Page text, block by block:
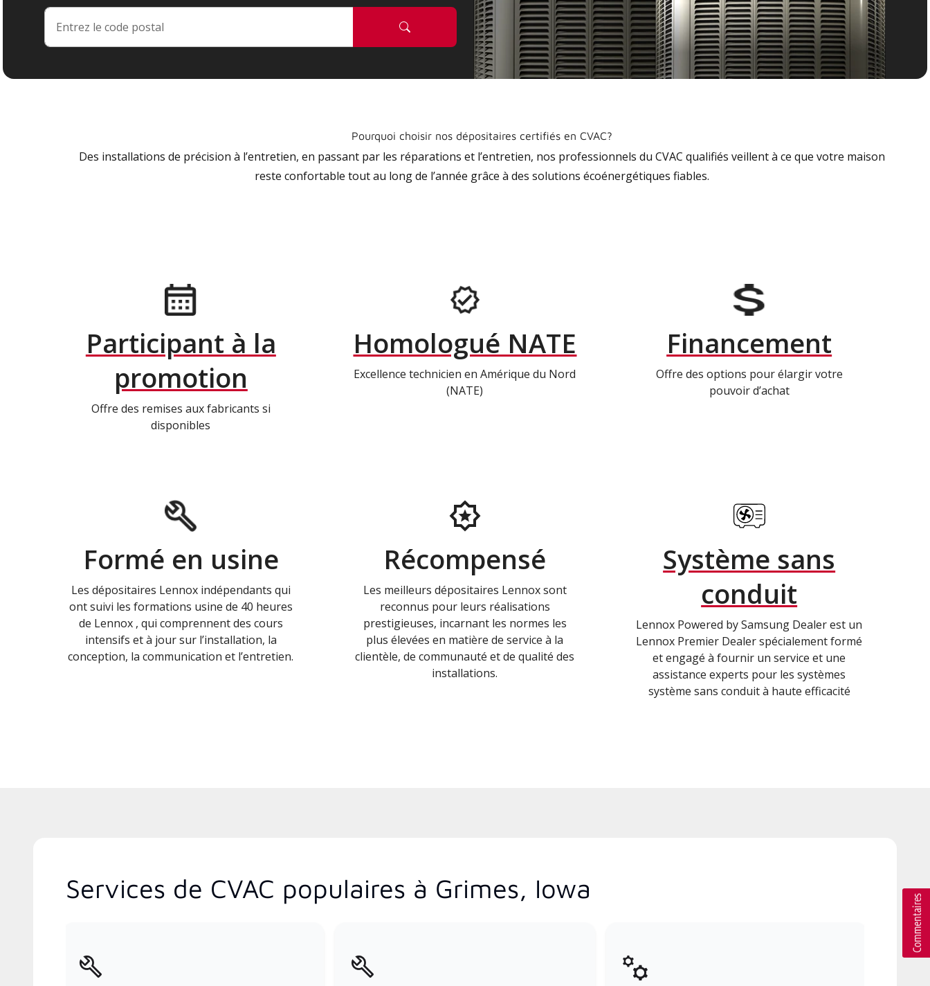
Pourquoi choisir nos dépositaires certifiés en CVAC?
Des installations de précision à l’entretien, en passant par les réparations et l’entretien, nos professionnels du CVAC qualifiés veillent à ce que votre maison
reste confortable tout au long de l’année grâce à des solutions écoénergétiques fiables.
Participant à la
promotion
Offre des remises aux fabricants si
disponibles
Homologué NATE
Excellence technicien en Amérique du Nord
(NATE)
Financement
Offre des options pour élargir votre
pouvoir d’achat
Formé en usine
Les dépositaires Lennox indépendants qui
ont suivi les formations usine de 40 heures
de Lennox , qui comprennent des cours
intensifs et à jour sur l’installation, la
conception, la communication et l’entretien.
Récompensé
Les meilleurs dépositaires Lennox sont
reconnus pour leurs réalisations
prestigieuses, incarnant les normes les
plus élevées en matière de service à la
clientèle, de communauté et de qualité des
installations.
Système sans
conduit
Lennox Powered by Samsung Dealer est un
Lennox Premier Dealer spécialement formé
et engagé à fournir un service et une
assistance experts pour les systèmes
système sans conduit à haute efficacité
Services de CVAC populaires à Grimes, Iowa